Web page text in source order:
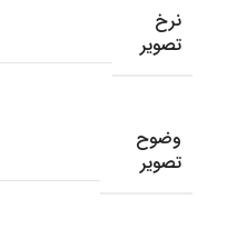
نرخ
تصویر
وضوح
تصویر